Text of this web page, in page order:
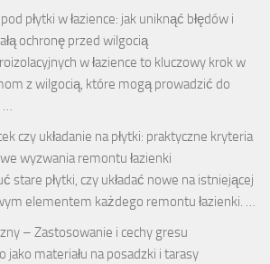
płytki w łazience: jak uniknąć błędów i
ochronę przed wilgocią
w łazience to kluczowy krok w
z wilgocią, które mogą prowadzić do
…
czy układanie na płytki: praktyczne kryteria
wyzwania remontu łazienki
stare płytki, czy układać nowe na istniejącej
elementem każdego remontu łazienki. …
– Zastosowanie i cechy gresu
jako materiału na posadzki i tarasy